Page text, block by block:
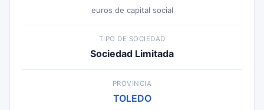
euros de capital social
TIPO DE SOCIEDAD
Sociedad Limitada
PROVINCIA
TOLEDO